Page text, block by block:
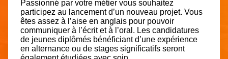
Passionné par votre métier vous souhaitez
participez au lancement d’un nouveau projet. Vous
êtes assez à l’aise en anglais pour pouvoir
communiquer à l’écrit et à l’oral. Les candidatures
de jeunes diplômés bénéficiant d’une expérience
en alternance ou de stages significatifs seront